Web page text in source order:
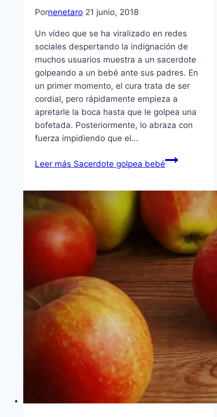
Pornenetaro 21 junio, 2018
Un vídeo que se ha viralizado en redes
sociales despertando la indignación de
muchos usuarios muestra a un sacerdote
golpeando a un bebé ante sus padres. En
un primer momento, el cura trata de ser
cordial, pero rápidamente empieza a
apretarle la boca hasta que le golpea una
bofetada. Posteriormente, lo abraza con
fuerza impidiendo que el…
Leer más Sacerdote golpea bebé